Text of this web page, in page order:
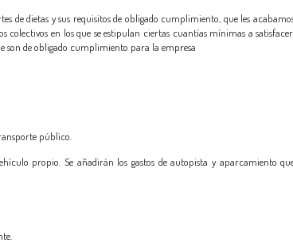
de dietas y sus requisitos de obligado cumplimiento, que les
colectivos en los que se estipulan ciertas cuantías mínimas a
son de obligado cumplimiento para la empresa
público.
propio. Se añadirán los gastos de autopista y aparcamiento